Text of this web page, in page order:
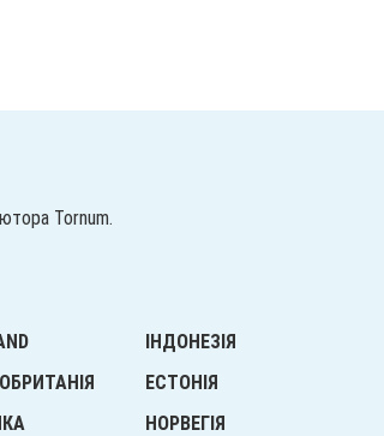
Tornum.
ІНДОНЕЗІЯ
ЕСТОНІЯ
НОРВЕГІЯ